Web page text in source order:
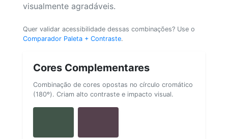
visualmente agradáveis.
Quer validar acessibilidade dessas combinações? Use o
Comparador Paleta + Contraste.
Cores Complementares
Combinação de cores opostas no círculo cromático
(180º). Criam alto contraste e impacto visual.